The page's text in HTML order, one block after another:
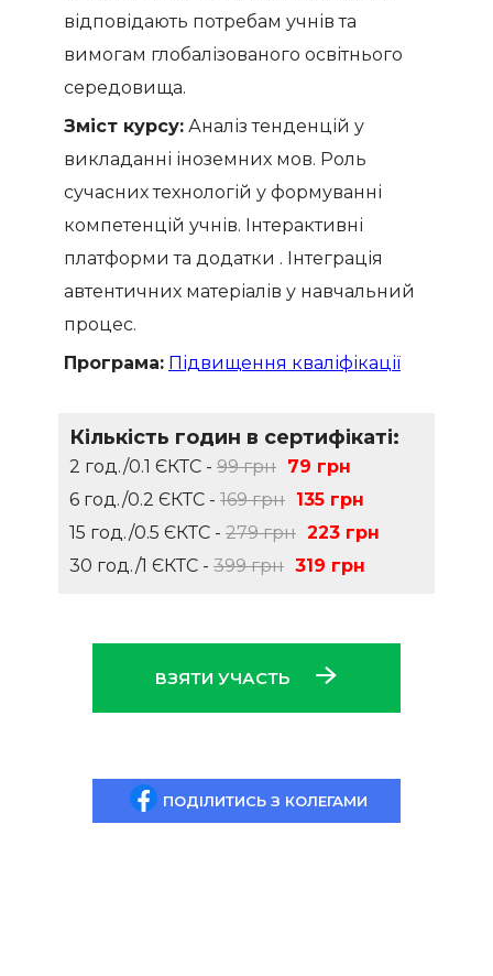
відповідають потребам учнів та
вимогам глобалізованого освітнього
середовища.
Зміст курсу: Аналіз тенденцій у
викладанні іноземних мов. Роль
сучасних технологій у формуванні
компетенцій учнів. Інтерактивні
платформи та додатки . Інтеграція
автентичних матеріалів у навчальний
процес.
Програма: Підвищення кваліфікації
Кількість годин в сертифікаті:
2 год./0.1 ЄКТС - 99 грн 79 грн
6 год./0.2 ЄКТС - 169 грн 135 грн
15 год./0.5 ЄКТС - 279 грн 223 грн
30 год./1 ЄКТС - 399 грн 319 грн
ВЗЯТИ УЧАСТЬ
ПОДІЛИТИСЬ З КОЛЕГАМИ